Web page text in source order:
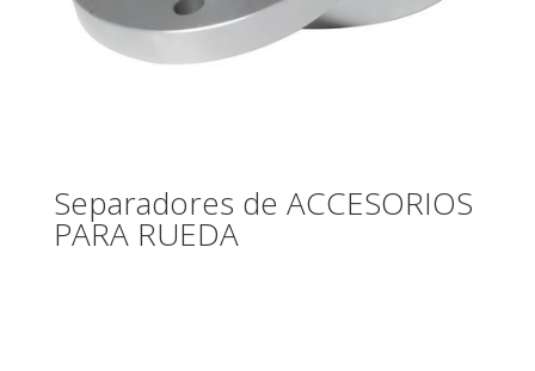
Separadores de ACCESORIOS
PARA RUEDA